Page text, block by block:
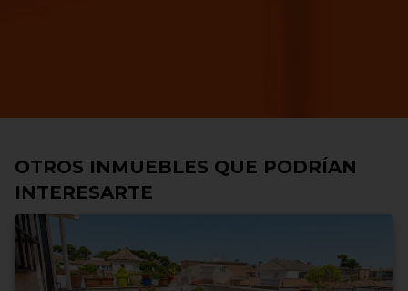
OTROS INMUEBLES QUE PODRÍAN
INTERESARTE